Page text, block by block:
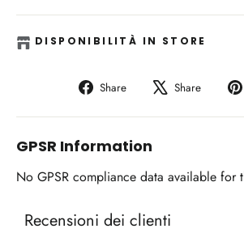
DISPONIBILITÀ IN STORE
Share
Share Share
Tweet
GPSR Information
No GPSR compliance data available for
Recensioni dei clienti